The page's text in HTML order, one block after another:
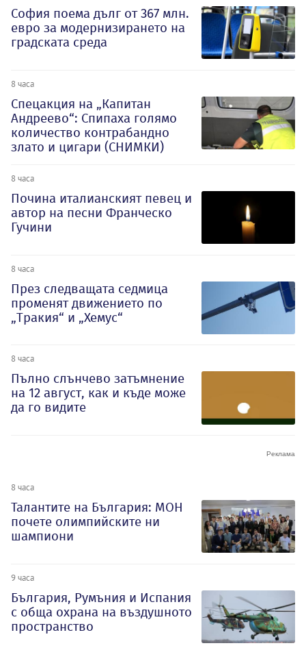
София поема дълг от 367 млн.
евро за модернизирането на
градската среда
8 часа
Спецакция на „Капитан
Андреево“: Спипаха голямо
количество контрабандно
злато и цигари (СНИМКИ)
8 часа
Почина италианският певец и
автор на песни Франческо
Гучини
8 часа
През следващата седмица
променят движението по
„Тракия“ и „Хемус“
8 часа
Пълно слънчево затъмнение
на 12 август, как и къде може
да го видите
8 часа
Талантите на България: МОН
почете олимпийските ни
шампиони
9 часа
България, Румъния и Испания
с обща охрана на въздушното
пространство